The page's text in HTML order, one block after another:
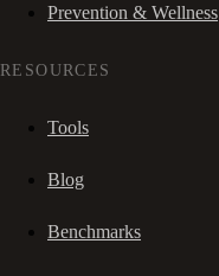
Prevention & Wellness
RESOURCES
Tools
Blog
Benchmarks